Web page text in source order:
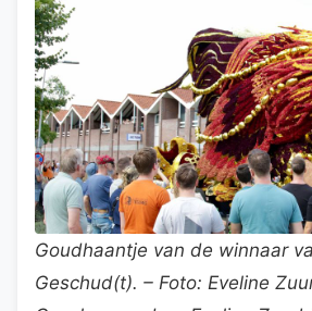
Goudhaantje van de winnaar
Geschud(t). – Foto: Eveline